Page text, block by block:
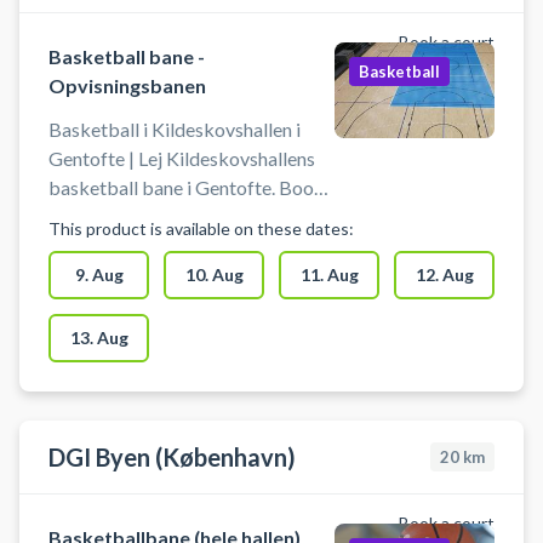
Book a court
Basketball bane -
Opvisningsbanen
Basketball i Kildeskovshallen i
Gentofte | Lej Kildeskovshallens
basketball bane i Gentofte. Book
(40x20meter) og spil basket på
opvisningsbanen i
Kildeskovshallen beliggende på
Adolphsvej 25, 2820 Gentofte.
Udover basket banen med kurve
er der håndboldmål (1 bane) og
omklædning til rådighed. Der skal
være minimum en person over 18
Basketball
This product is available on these dates:
9. Aug 10. Aug 11. Aug 12. Aug
13. Aug
DGI Byen (København) 20 km
Book a court
Basketballbane (hele hallen)